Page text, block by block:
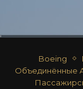
Boeing
Объединённые